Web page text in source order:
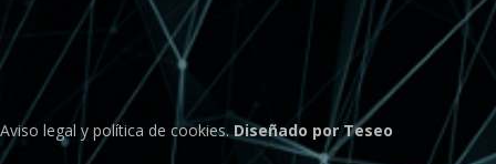
Aviso legal y política de cookies.Diseñado por Teseo